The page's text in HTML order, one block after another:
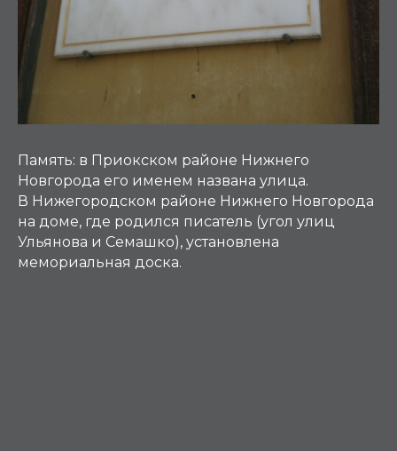
Память: в Приокском районе Нижнего
Новгорода его именем названа улица.
В Нижегородском районе Нижнего Новгорода
на доме, где родился писатель (угол улиц
Ульянова и Семашко), установлена
мемориальная доска.